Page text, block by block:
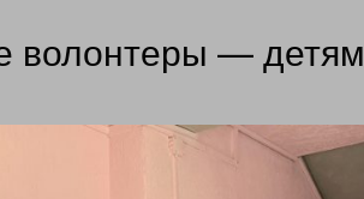
волонтеры — детям